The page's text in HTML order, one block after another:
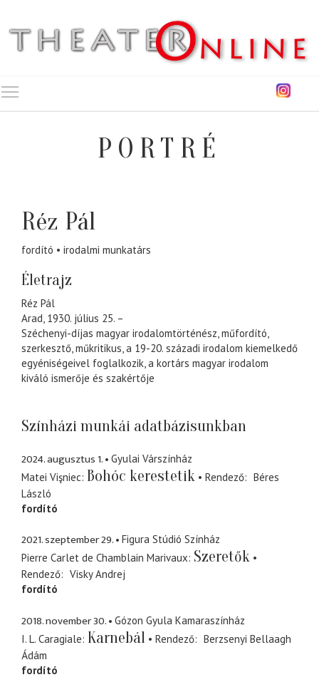
PORTRÉ
Réz Pál
fordító irodalmi munkatárs
Életrajz
Réz Pál
Arad, 1930. július 25. –
Széchenyi-díjas magyar irodalomtörténész, műfordító,
szerkesztő, műkritikus, a 19-20. századi irodalom kiemelkedő
egyéniségeivel foglalkozik, a kortárs magyar irodalom
kiváló ismerője és szakértője
Színházi munkái adatbázisunkban
2024. augusztus 1.
Gyulai Várszínház
Matei Vişniec Bohóc kerestetik Rendező
Béres
László
fordító
2021. szeptember 29.
Figura Stúdió Színház
Pierre Carlet de Chamblain Marivaux Szeretők
Rendező
Visky Andrej
fordító
2018. november 30.
Gózon Gyula Kamaraszínház
I. L. Caragiale Karnebál Rendező
Berzsenyi Bellaagh
Ádám
fordító